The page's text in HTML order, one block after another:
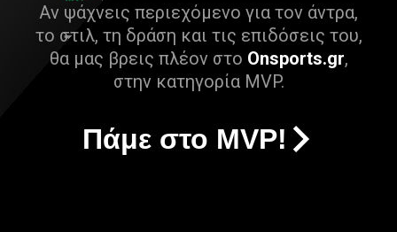
Αν ψάχνεις περιεχόμενο για τον άντρα,
το στιλ, τη δράση και τις επιδόσεις του,
θα μας βρεις πλέον στο Onsports.gr,
στην κατηγορία MVP.
Πάμε στο MVP!